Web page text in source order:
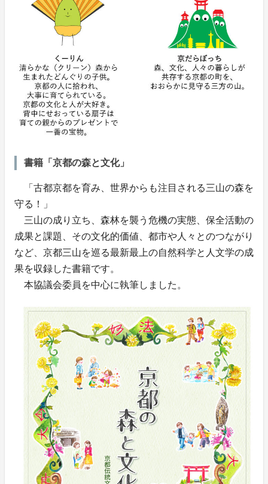
書籍「京都の森と文化」
「古都京都を育み、世界からも注目される三山の森を
守る！」
三山の成り立ち、森林を襲う危機の実態、保全活動の
成果と課題、その文化的価値、都市や人々とのつながり
など、京都三山を巡る最新最上の自然科学と人文学の成
果を収録した書籍です。
本協議会委員を中心に執筆しました。